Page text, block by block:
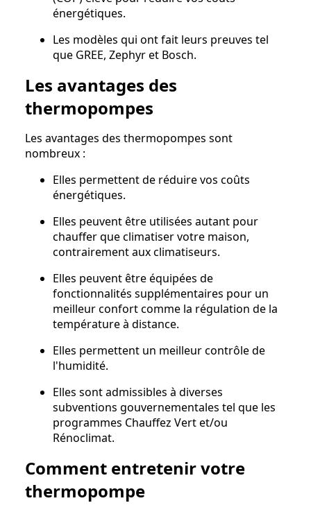
énergétiques.
Les modèles qui ont fait leurs preuves tel
que GREE, Zephyr et Bosch.
Les avantages des
thermopompes
Les avantages des thermopompes sont
nombreux :
Elles permettent de réduire vos coûts
énergétiques.
Elles peuvent être utilisées autant pour
chauffer que climatiser votre maison,
contrairement aux climatiseurs.
Elles peuvent être équipées de
fonctionnalités supplémentaires pour un
meilleur confort comme la régulation de la
température à distance.
Elles permettent un meilleur contrôle de
l'humidité.
Elles sont admissibles à diverses
subventions gouvernementales tel que les
programmes Chauffez Vert et/ou
Rénoclimat.
Comment entretenir votre
thermopompe